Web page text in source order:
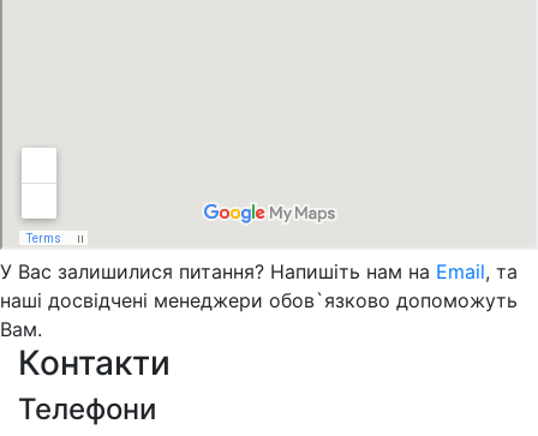
У Вас залишилися питання? Напишіть нам на Email, та
наші досвідчені менеджери обов`язково допоможуть
Вам.
Контакти
Телефони